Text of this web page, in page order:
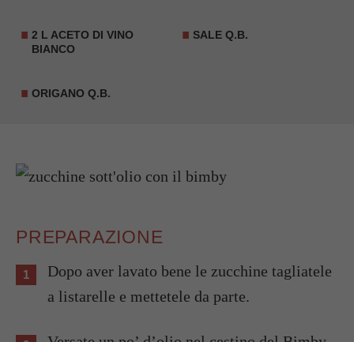
2 L ACETO DI VINO
BIANCO
SALE Q.B.
ORIGANO Q.B.
PREPARAZIONE
Dopo aver lavato bene le zucchine tagliatele
a listarelle e mettetele da parte.